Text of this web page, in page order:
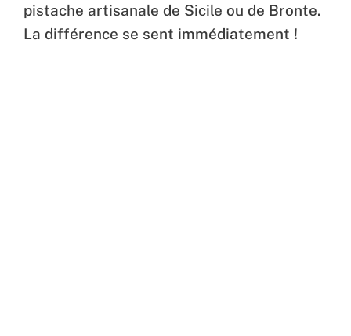
pistache artisanale de Sicile ou de Bronte.
La différence se sent immédiatement !